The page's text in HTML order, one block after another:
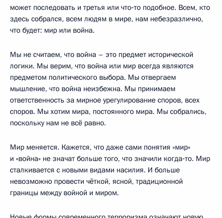
может последовать и третья или что‑то подобное. Всем, кто
здесь собрался, всем людям в мире, нам небезразлично,
что будет: мир или война.
Мы не считаем, что война – это предмет исторической
логики. Мы верим, что война или мир всегда являются
предметом политического выбора. Мы отвергаем
мышление, что война неизбежна. Мы принимаем
ответственность за мирное урегулирование споров, всех
споров. Мы хотим мира, постоянного мира. Мы собрались,
поскольку нам не всё равно.
Мир меняется. Кажется, что даже сами понятия «мир»
и «война» не значат больше того, что значили когда‑то. Мир
сталкивается с новыми видами насилия. И больше
невозможно провести чёткой, ясной, традиционной
границы между войной и миром.